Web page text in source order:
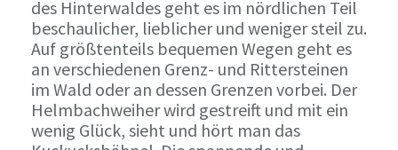
des Hinterwaldes geht es im nördlichen Teil
beschaulicher, lieblicher und weniger steil zu.
Auf größtenteils bequemen Wegen geht es
an verschiedenen Grenz- und Rittersteinen
im Wald oder an dessen Grenzen vorbei. Der
Helmbachweiher wird gestreift und mit ein
wenig Glück, sieht und hört man das